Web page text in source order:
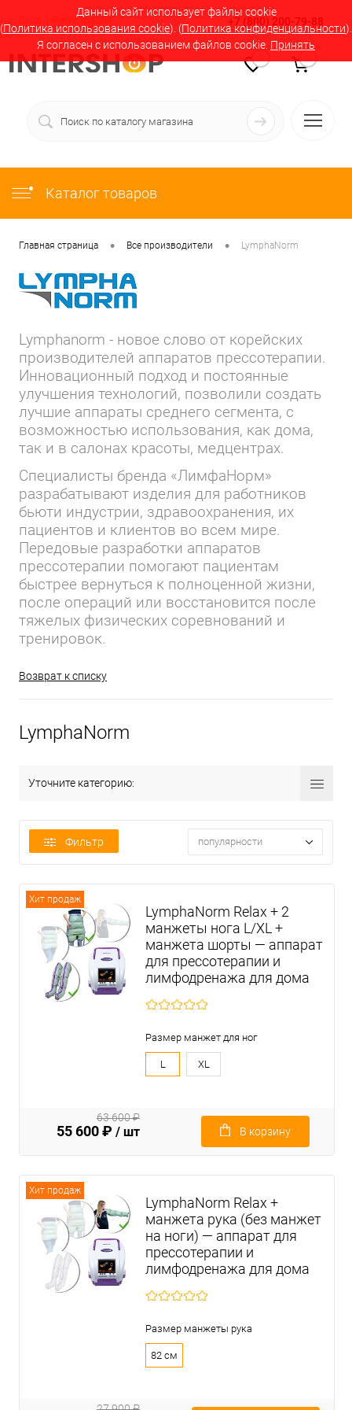
Данный сайт использует файлы cookie
(Политика использования cookie). (Политика конфиденциальности).
Я согласен с использованием файлов cookie. Принять
Вход Регистрация +7 (800) 200-79-88
Каталог товаров
Главная страница • Все производители • LymphaNorm
Lymphanorm - новое слово от корейских
производителей аппаратов прессотерапии.
Инновационный подход и постоянные
улучшения технологий, позволили создать
лучшие аппараты среднего сегмента, с
возможностью использования, как дома,
так и в салонах красоты, медцентрах.
Специалисты бренда «ЛимфаНорм»
разрабатывают изделия для работников
бьюти индустрии, здравоохранения, их
пациентов и клиентов во всем мире.
Передовые разработки аппаратов
прессотерапии помогают пациентам
быстрее вернуться к полноценной жизни,
после операций или восстановится после
тяжелых физических соревнований и
тренировок.
Возврат к списку
LymphaNorm
Уточните категорию:
Фильтр популярности
Хит продаж
LymphaNorm Relax + 2
манжеты нога L/XL +
манжета шорты — аппарат
для прессотерапии и
лимфодренажа для дома
Размер манжет для ног
L XL
55 600 ₽ / шт
63 600 ₽
В корзину
Хит продаж
LymphaNorm Relax +
манжета рука (без манжет
на ноги) — аппарат для
прессотерапии и
лимфодренажа для дома
Размер манжеты рука
82 см